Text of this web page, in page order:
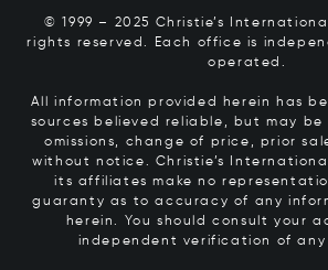
© 1999 – 2025 Christie’s
rights reserved. Each office is
operated.
All information provided herein has
sources believed reliable, but may
omissions, change of price, prior
without notice. Christie’s
its affiliates make no
guaranty as to accuracy of any
herein. You should consult your
independent verification of any